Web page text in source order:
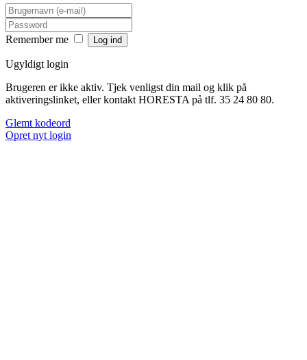
Remember me
Ugyldigt login
Brugeren er ikke aktiv. Tjek venligst din mail og klik på
aktiveringslinket, eller kontakt HORESTA på tlf. 35 24 80 80.
Glemt kodeord
Opret nyt login